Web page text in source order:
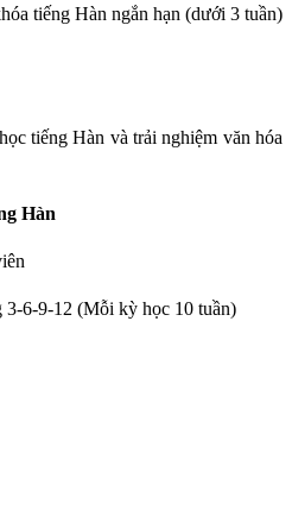
tiếng Hàn ngắn hạn (dưới 3 tuần)
tiếng Hàn và trải nghiệm văn hóa
Hàn
3-6-9-12 (Mỗi kỳ học 10 tuần)